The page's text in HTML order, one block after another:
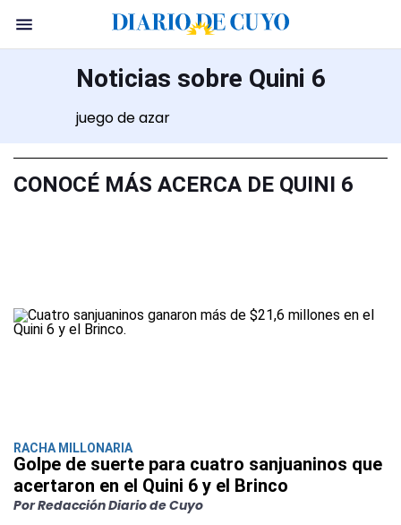
Noticias sobre Quini 6
juego de azar
CONOCÉ MÁS ACERCA DE QUINI 6
RACHA MILLONARIA
Golpe de suerte para cuatro sanjuaninos que
acertaron en el Quini 6 y el Brinco
Por Redacción Diario de Cuyo